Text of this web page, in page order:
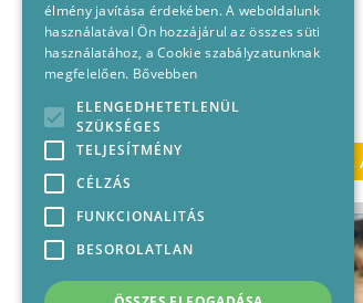
KORÁBBI CIKKEINK
élmény javítása érdekében. A weboldalunk
használatával Ön hozzájárul az összes süti
használatához, a Cookie szabályzatunknak
megfelelően. Bővebben
ELENGEDHETETLENÜL
SZÜKSÉGES
TELJESÍTMÉNY
CÉLZÁS
FUNKCIONALITÁS
BESOROLATLAN